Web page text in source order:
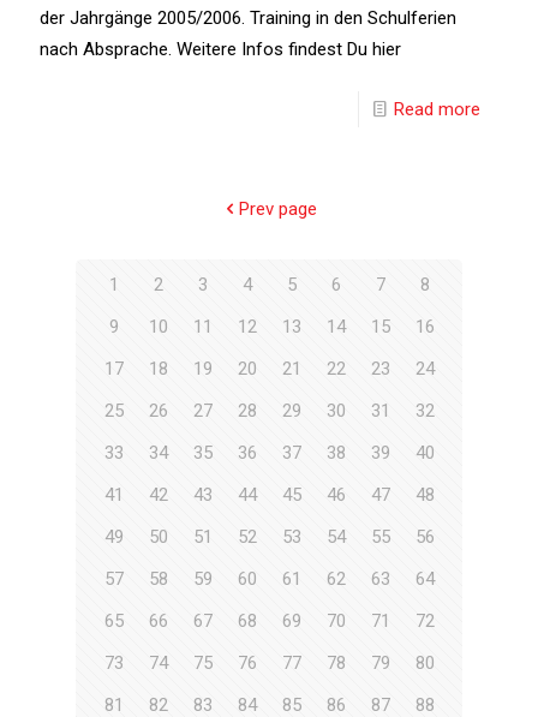
der Jahrgänge 2005/2006. Training in den Schulferien
nach Absprache. Weitere Infos findest Du hier
Read more
Prev page
1 2 3 4 5 6 7
8
9
10 11 12 13 14 15
16
17
18 19 20 21 22 23
24
25
26 27 28 29 30 31
32
33
34 35 36 37 38 39
40
41
42 43 44 45 46 47
48
49
50 51 52 53 54 55
56
57
58 59 60 61 62 63
64
65
66 67 68 69 70 71
72
73
74 75 76 77 78 79
80
81
82 83 84 85 86 87
88